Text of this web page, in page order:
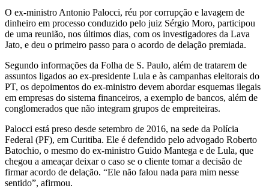
O ex-ministro Antonio Palocci, réu por corrupção e lavagem de
dinheiro em processo conduzido pelo juiz Sérgio Moro, participou
de uma reunião, nos últimos dias, com os investigadores da Lava
Jato, e deu o primeiro passo para o acordo de delação premiada.
Segundo informações da Folha de S. Paulo, além de tratarem de
assuntos ligados ao ex-presidente Lula e às campanhas eleitorais do
PT, os depoimentos do ex-ministro devem abordar esquemas ilegais
em empresas do sistema financeiros, a exemplo de bancos, além de
conglomerados que não integram grupos de empreiteiras.
Palocci está preso desde setembro de 2016, na sede da Polícia
Federal (PF), em Curitiba. Ele é defendido pelo advogado Roberto
Batochio, o mesmo do ex-ministro Guido Mantega e de Lula, que
chegou a ameaçar deixar o caso se o cliente tomar a decisão de
firmar acordo de delação. “Ele não falou nada para mim nesse
sentido”, afirmou.